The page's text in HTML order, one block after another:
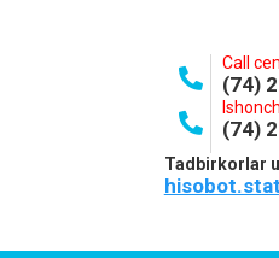
Call
(74)
(74)
Tadbirkorlar